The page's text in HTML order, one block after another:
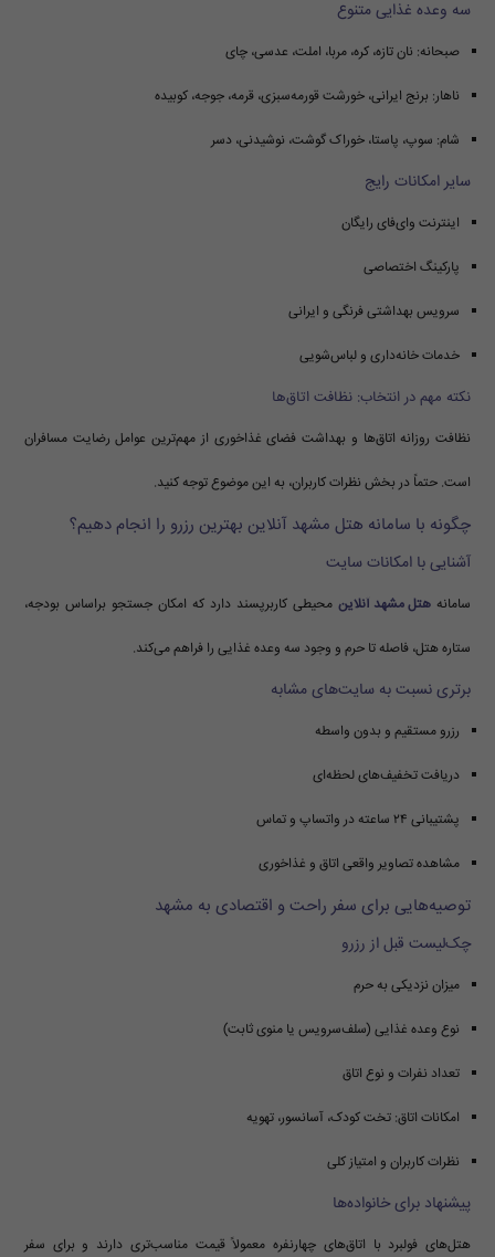
سه وعده غذایی متنوع
صبحانه: نان تازه، کره، مربا، املت، عدسی، چای
ناهار: برنج ایرانی، خورشت قورمه‌سبزی، قرمه‌، جوجه، کوبیده
شام: سوپ، پاستا، خوراک گوشت، نوشیدنی، دسر
سایر امکانات رایج
اینترنت وای‌فای رایگان
پارکینگ اختصاصی
سرویس بهداشتی فرنگی و ایرانی
خدمات خانه‌داری و لباس‌شویی
نکته مهم در انتخاب: نظافت اتاق‌ها
نظافت روزانه اتاق‌ها و بهداشت فضای غذاخوری از مهم‌ترین عوامل رضایت مسافران
است. حتماً در بخش نظرات کاربران، به این موضوع توجه کنید.
چگونه با سامانه هتل مشهد آنلاین بهترین رزرو را انجام دهیم؟
آشنایی با امکانات سایت
سامانه هتل مشهد آنلاین محیطی کاربرپسند دارد که امکان جستجو براساس بودجه،
ستاره هتل، فاصله تا حرم و وجود سه وعده غذایی را فراهم می‌کند.
برتری نسبت به سایت‌های مشابه
رزرو مستقیم و بدون واسطه
دریافت تخفیف‌های لحظه‌ای
پشتیبانی ۲۴ ساعته در واتساپ و تماس
مشاهده تصاویر واقعی اتاق و غذاخوری
توصیه‌هایی برای سفر راحت و اقتصادی به مشهد
چک‌لیست قبل از رزرو
میزان نزدیکی به حرم
نوع وعده غذایی (سلف‌سرویس یا منوی ثابت)
تعداد نفرات و نوع اتاق
امکانات اتاق: تخت کودک، آسانسور، تهویه
نظرات کاربران و امتیاز کلی
پیشنهاد برای خانواده‌ها
هتل‌های فولبرد با اتاق‌های چهارنفره معمولاً قیمت مناسب‌تری دارند و برای سفر